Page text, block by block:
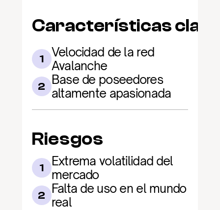
Características
1
Velocidad de la red
Avalanche
2 Base de poseedores
altamente apasionada
Riesgos
1
Extrema volatilidad del
mercado
2 Falta de uso en el mundo
real